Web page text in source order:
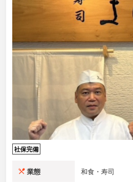
社保完備
業態 和食・寿司